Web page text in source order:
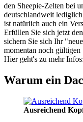
den Sheepie-Zelten bei
deutschlandweit
ist natürlich auch ein
Erfüllen Sie sich jetzt den
sichern Sie sich Ihr
momentan noch gültigen
Hier geht's zu mehr Infos:
Warum ein
Ausreichend